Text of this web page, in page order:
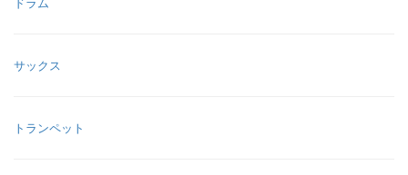
サックス
トランペット